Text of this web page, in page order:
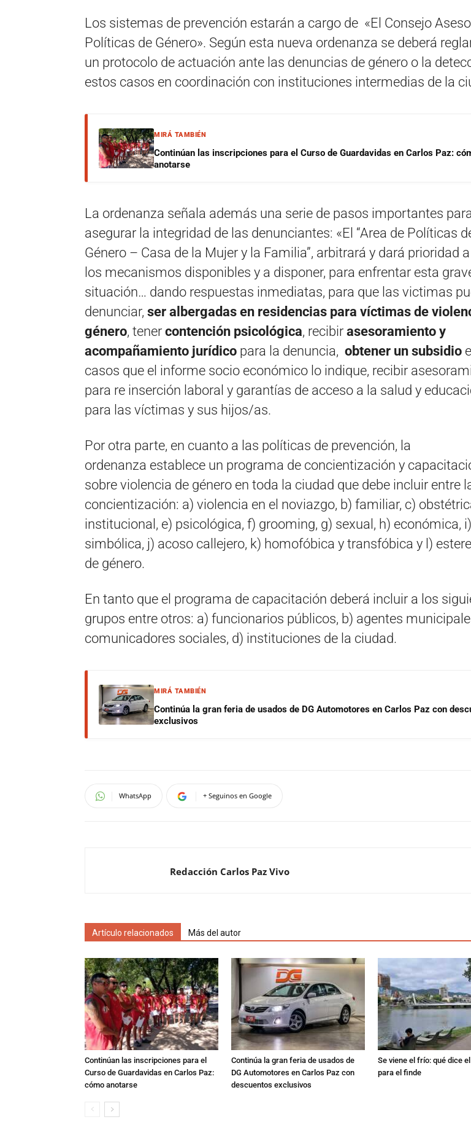
Los sistemas de prevención estarán a cargo de «El Consejo
Políticas de Género». Según esta nueva ordenanza se deberá
un protocolo de actuación ante las denuncias de género o la
estos casos en coordinación con instituciones intermedias de la
MIRÁ TAMBIÉN
Continúan las inscripciones para el Curso de Guardavidas en Carlos Paz:
anotarse
La ordenanza señala además una serie de pasos importantes
asegurar la integridad de las denunciantes: «El “Area de Políticas
Género – Casa de la Mujer y la Familia”, arbitrará y dará prioridad
los mecanismos disponibles y a disponer, para enfrentar esta
situación… dando respuestas inmediatas, para que las victimas
denunciar, ser albergadas en residencias para víctimas de
género, tener contención psicológica, recibir asesoramiento y
acompañamiento jurídico para la denuncia, obtener un subsidio
casos que el informe socio económico lo indique, recibir
para re inserción laboral y garantías de acceso a la salud y
para las víctimas y sus hijos/as.
Por otra parte, en cuanto a las políticas de prevención, la
ordenanza establece un programa de concientización y
sobre violencia de género en toda la ciudad que debe incluir entre
concientización: a) violencia en el noviazgo, b) familiar, c)
institucional, e) psicológica, f) grooming, g) sexual, h) económica, i)
simbólica, j) acoso callejero, k) homofóbica y transfóbica y l)
de género.
En tanto que el programa de capacitación deberá incluir a los
grupos entre otros: a) funcionarios públicos, b) agentes
comunicadores sociales, d) instituciones de la ciudad.
MIRÁ TAMBIÉN
Continúa la gran feria de usados de DG Automotores en Carlos Paz con
exclusivos
WhatsApp + Seguinos en Google
Redacción Carlos Paz Vivo
Artículo relacionados Más del autor
Continúan las inscripciones para el
Curso de Guardavidas en Carlos Paz:
cómo anotarse
Continúa la gran feria de usados de
DG Automotores en Carlos Paz con
descuentos exclusivos
Se viene el frío: qué dice
para el finde